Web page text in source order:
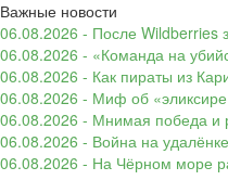
Важные новости
06.08.2026 - После Wildberries
06.08.2026 - «Команда на
06.08.2026 - Как пираты из
06.08.2026 - Миф об
06.08.2026 - Мнимая победа и
06.08.2026 - Война на
06.08.2026 - На Чёрном море